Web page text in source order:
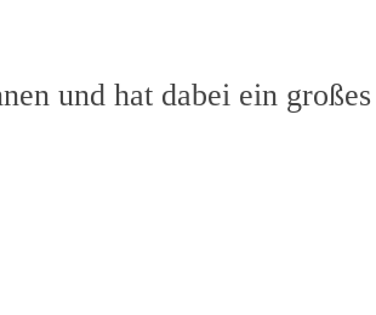
und hat dabei ein